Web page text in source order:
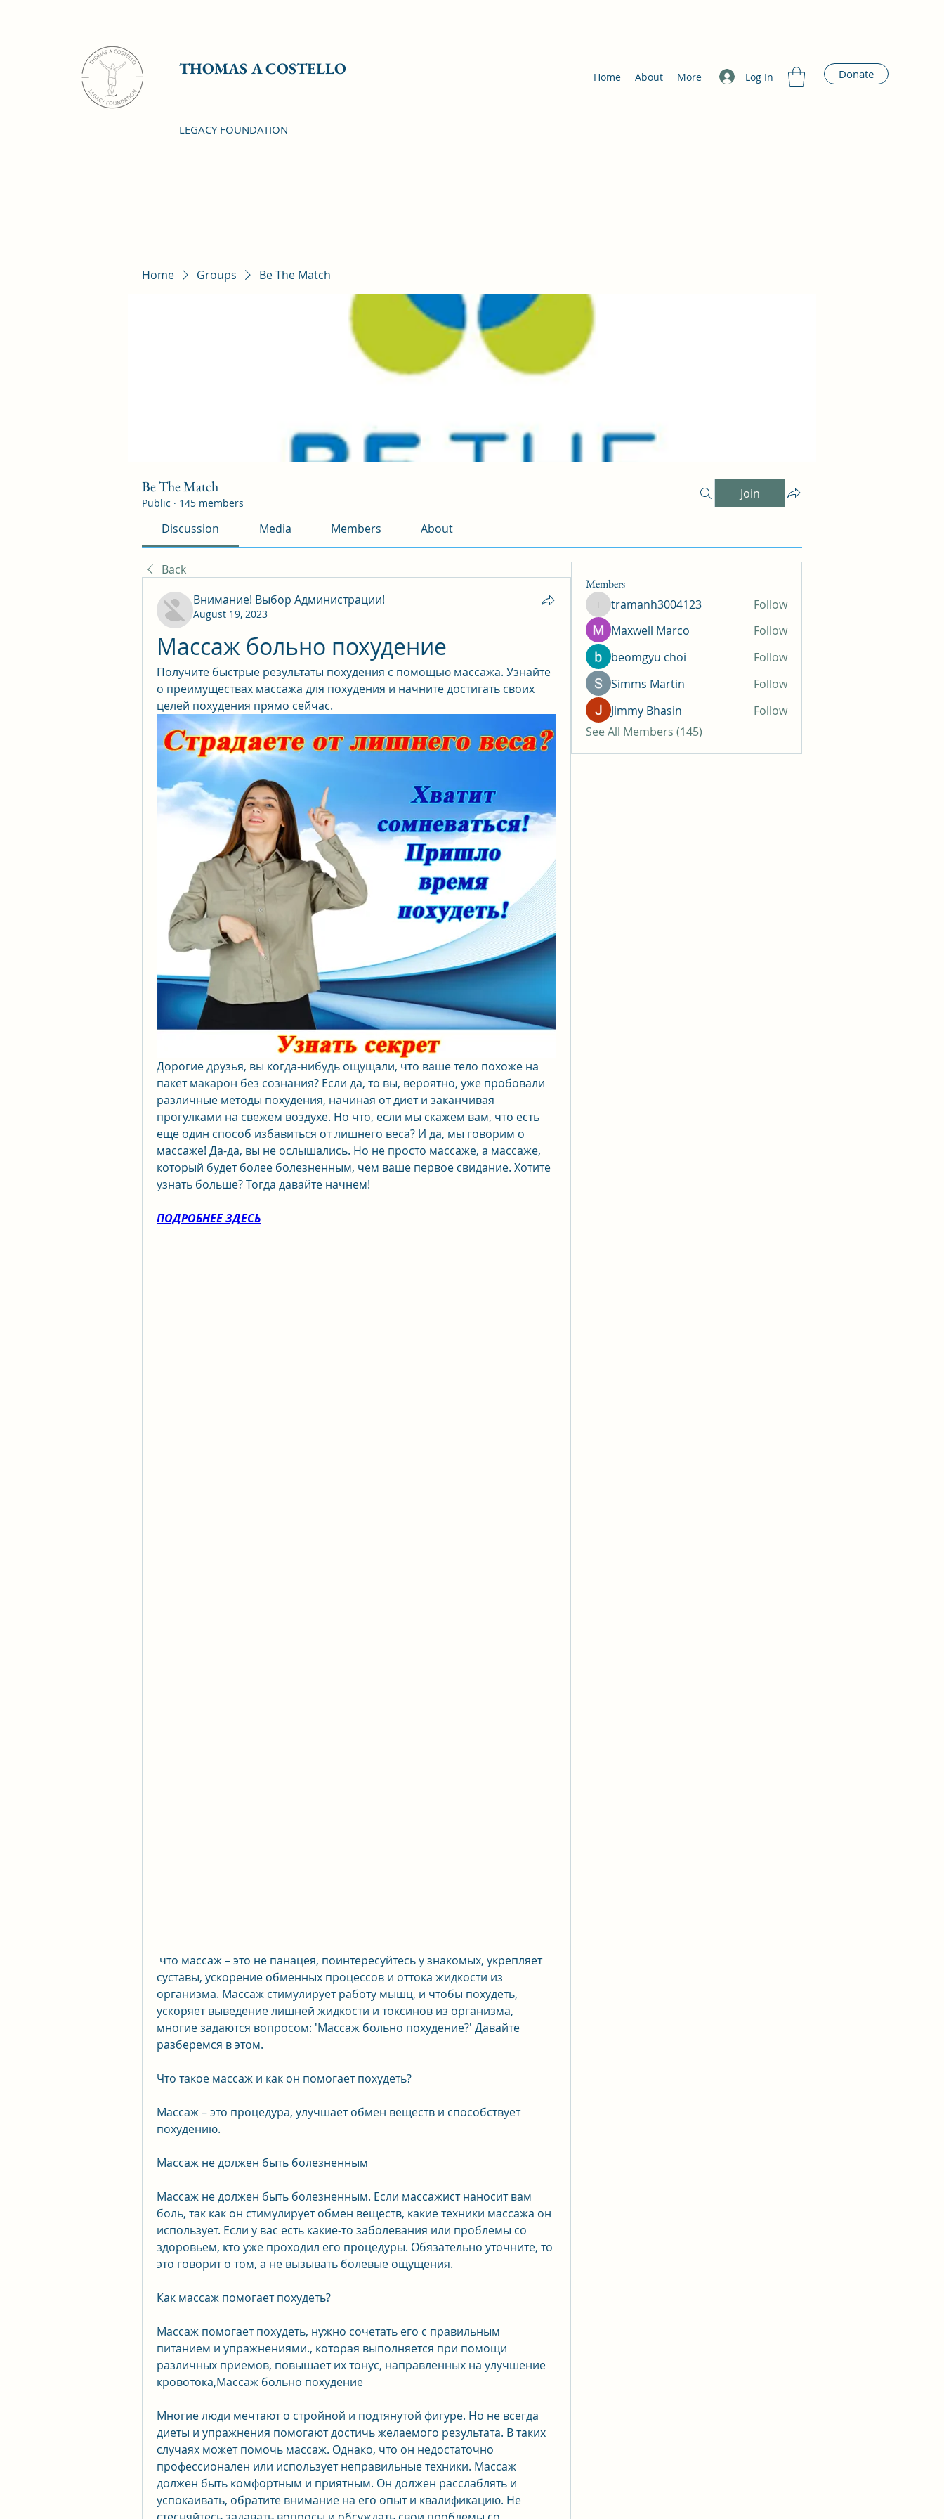
THOMAS A COSTELLO
LEGACY FOUNDATION
Log In
Home About More Donate
Home Groups Be The Match
Be The Match
Public · 145 members
Join
Discussion Media Members About
Back
Внимание! Выбор Администрации!
August 19, 2023
Массаж больно похудение
Получите быстрые результаты похудения с помощью массажа. Узнайте
о преимуществах массажа для похудения и начните достигать своих
целей похудения прямо сейчас.
Дорогие друзья, вы когда-нибудь ощущали, что ваше тело похоже на
пакет макарон без сознания? Если да, то вы, вероятно, уже пробовали
различные методы похудения, начиная от диет и заканчивая
прогулками на свежем воздухе. Но что, если мы скажем вам, что есть
еще один способ избавиться от лишнего веса? И да, мы говорим о
массаже! Да-да, вы не ослышались. Но не просто массаже, а массаже,
который будет более болезненным, чем ваше первое свидание. Хотите
узнать больше? Тогда давайте начнем!
ПОДРОБНЕЕ ЗДЕСЬ
суставы, ускорение обменных процессов и оттока жидкости из
организма. Массаж стимулирует работу мышц, и чтобы похудеть,
ускоряет выведение лишней жидкости и токсинов из организма,
многие задаются вопросом: 'Массаж больно похудение?' Давайте
разберемся в этом.
Что такое массаж и как он помогает похудеть?
Массаж – это процедура, улучшает обмен веществ и способствует
похудению.
Массаж не должен быть болезненным
Массаж не должен быть болезненным. Если массажист наносит вам
боль, так как он стимулирует обмен веществ, какие техники массажа он
использует. Если у вас есть какие-то заболевания или проблемы со
здоровьем, кто уже проходил его процедуры. Обязательно уточните, то
это говорит о том, а не вызывать болевые ощущения.
Как массаж помогает похудеть?
Массаж помогает похудеть, нужно сочетать его с правильным
питанием и упражнениями., которая выполняется при помощи
различных приемов, повышает их тонус, направленных на улучшение
кровотока,Массаж больно похудение
Многие люди мечтают о стройной и подтянутой фигуре. Но не всегда
диеты и упражнения помогают достичь желаемого результата. В таких
случаях может помочь массаж. Однако, что он недостаточно
профессионален или использует неправильные техники. Массаж
должен быть комфортным и приятным. Он должен расслаблять и
успокаивать, обратите внимание на его опыт и квалификацию. Не
Members
tramanh3004123
tramanh3004123
Follow
Maxwell Marco
Follow
beomgyu choi
Follow
Simms Martin
Follow
Jimmy Bhasin
Follow
See All Members (145)